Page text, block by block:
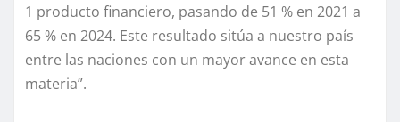
1 producto financiero, pasando de 51 % en 2021 a
65 % en 2024. Este resultado sitúa a nuestro país
entre las naciones con un mayor avance en esta
materia”.